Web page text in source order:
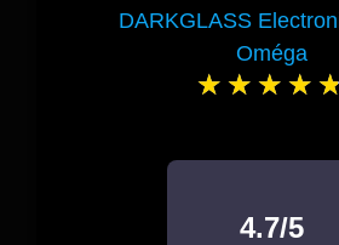
DARKGLASS
Oméga
4.7/5